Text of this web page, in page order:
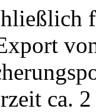
ca. 2